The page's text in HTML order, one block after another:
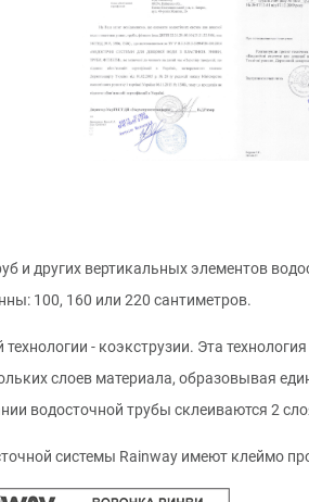
и других вертикальных элементов
100, 160 или 220 сантиметров.
- коэкструзии. Эта
слоев материала, образовывая
водосточной трубы склеиваются 2
системы Rainway имеют клеймо